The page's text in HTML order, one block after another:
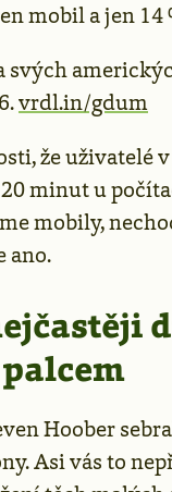
mobil a jen 14
svých
vrdl.in/gdum
že
minut u
mobily,
ano.
Hoober
Asi vás to